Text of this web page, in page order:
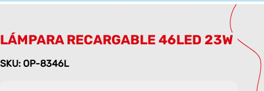
LÁMPARA RECARGABLE 46LED 23W
SKU: OP-8346L